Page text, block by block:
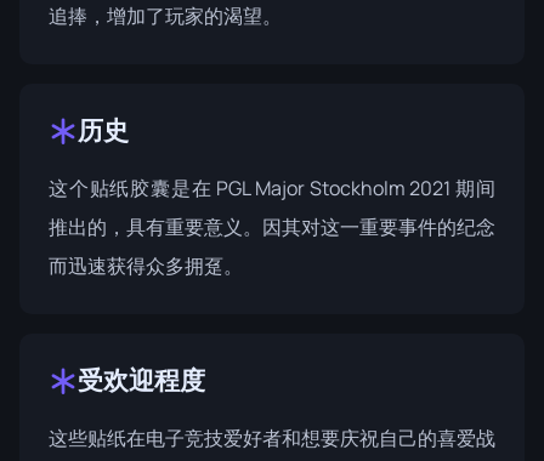
追捧，增加了玩家的渴望。
历史
这个贴纸胶囊是在 PGL Major Stockholm 2021 期间
推出的，具有重要意义。因其对这一重要事件的纪念
而迅速获得众多拥趸。
受欢迎程度
这些贴纸在电子竞技爱好者和想要庆祝自己的喜爱战